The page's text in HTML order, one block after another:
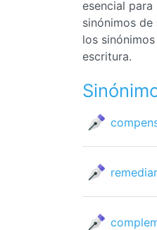
esencial
sinónimos de
los
escritura.
remediar